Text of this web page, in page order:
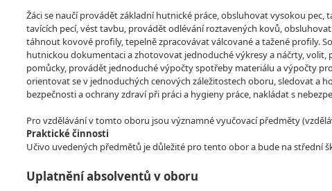
Žáci se naučí provádět základní hutnické práce, obsluhovat vysokou pec,
tavících pecí, vést tavbu, provádět odlévání roztavených kovů,
táhnout kovové profily, tepelně zpracovávat válcované a tažené profily.
hutnickou dokumentaci a zhotovovat jednoduché výkresy a náčrty,
pomůcky, provádět jednoduché výpočty spotřeby materiálu a výpočty
orientovat se v jednoduchých cenových záležitostech oboru, sledovat a
bezpečnosti a ochrany zdraví při práci a hygieny práce, nakládat s
Pro vzdělávání v tomto oboru jsou významné vyučovací předměty
Praktické činnosti
Učivo uvedených předmětů je důležité pro tento obor a bude na střední
Uplatnění absolventů v oboru